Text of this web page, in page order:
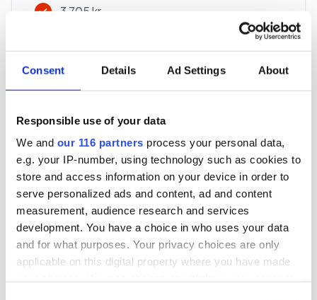
Consent Details Ad Settings About
Responsible use of your data
We and our 116 partners process your personal data,
e.g. your IP-number, using technology such as cookies to
store and access information on your device in order to
serve personalized ads and content, ad and content
measurement, audience research and services
development. You have a choice in who uses your data
and for what purposes. Your privacy choices are only
applicable on this digital property where you have made
3 705 kr
*Moms (6 %) ingår i alla priser.
Företagspaket